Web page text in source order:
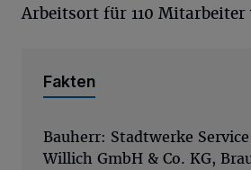
Arbeitsort für 110
Fakten
Bauherr: Stadtwerke
Willich GmbH & Co. KG,